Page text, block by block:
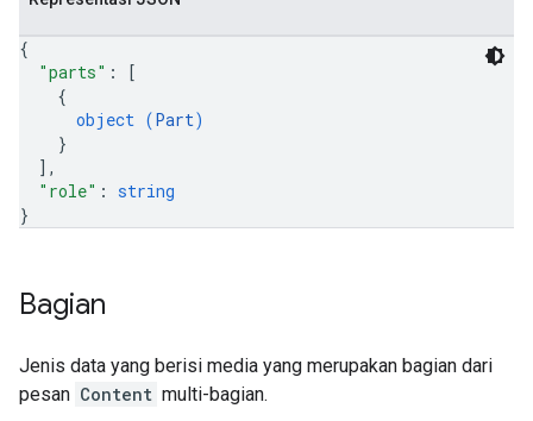
{
"parts" :
[
{
object (Part)
}
] ,
"role" : string
}
Bagian
Jenis data yang berisi media yang merupakan bagian dari
pesan Content multi-bagian.